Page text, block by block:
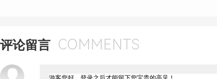
评论留言 COMMENTS